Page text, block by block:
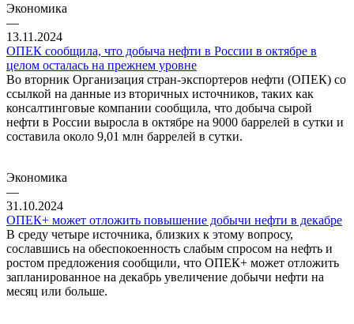
Экономика
—
13.11.2024
ОПЕК сообщила, что добыча нефти в России в октябре в
целом осталась на прежнем уровне
Во вторник Организация стран-экспортеров нефти (ОПЕК) со
ссылкой на данные из вторичных источников, таких как
консалтинговые компании сообщила, что добыча сырой
нефти в России выросла в октябре на 9000 баррелей в сутки и
составила около 9,01 млн баррелей в сутки.
Экономика
—
31.10.2024
ОПЕК+ может отложить повышение добычи нефти в декабре
В среду четыре источника, близких к этому вопросу,
сославшись на обеспокоенность слабым спросом на нефть и
ростом предложения сообщили, что ОПЕК+ может отложить
запланированное на декабрь увеличение добычи нефти на
месяц или больше.